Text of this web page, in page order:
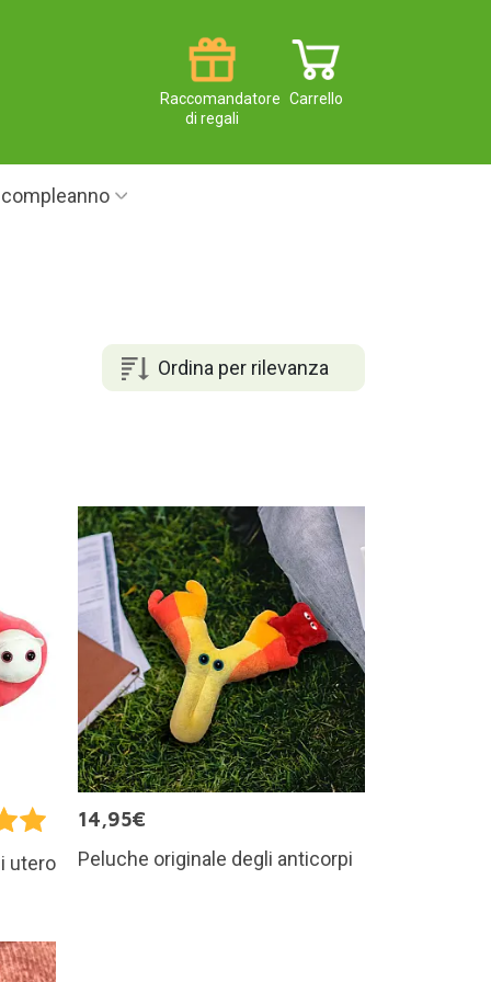
Carrello
Raccomandatore
di regali
Ordina per rilevanza
utero
14,95€
Peluche originale degli anticorpi